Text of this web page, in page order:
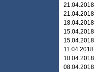
21.04.2018
21.04.2018
18.04.2018
15.04.2018
15.04.2018
11.04.2018
10.04.2018
08.04.2018